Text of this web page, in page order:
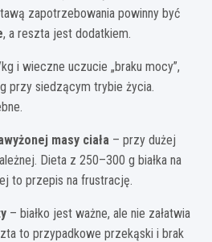
zapotrzebowania powinny być
, a reszta jest dodatkiem.
i wieczne uczucie „braku mocy”,
przy siedzącym trybie życia.
masy ciała – przy dużej
Dieta z 250–300 g białka na
to przepis na frustrację.
– białko jest ważne, ale nie załatwia
to przypadkowe przekąski i brak